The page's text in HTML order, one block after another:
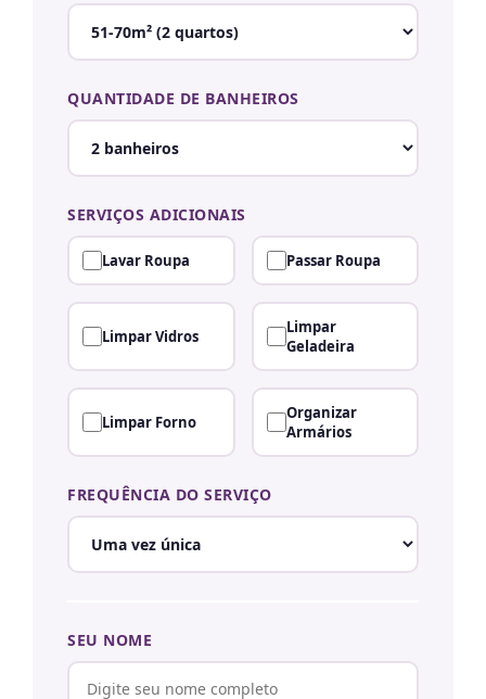
QUANTIDADE DE BANHEIROS
SERVIÇOS ADICIONAIS
Lavar Roupa Passar Roupa
Limpar Vidros
Limpar
Geladeira
Limpar Forno
Organizar
Armários
FREQUÊNCIA DO SERVIÇO
SEU NOME